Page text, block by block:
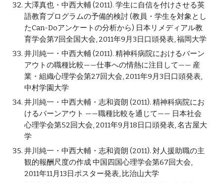
大澤真也・中西大輔 (2011). 学生に自信を付けさせる英
語教育プログラムの予備的検討 (教員・学生を対象とし
たCan-Doアンケートの分析から) 日本リメディアル教
育学会第7回全国大会, 2011年9月3日口頭発表, 福岡大学
井川純一・中西大輔 (2011). 精神科病院におけるバーン
アウトの職種比較——仕事への情熱に注目して—— 産
業・組織心理学会第27回大会, 2011年9月3日口頭発表,
中村学園大学
井川純一・中西大輔・志和資朗 (2011). 精神科病院にお
けるバーンアウト ——職種比較を通じて—— 日本社会
心理学会第52回大会, 2011年9月18日口頭発表, 名古屋大
学
井川純一・中西大輔・志和資朗 (2011). 対人援助職の主
観的報酬尺度の作成 中国四国心理学会第67回大会,
2011年11月13日ポスター発表, 比治山大学